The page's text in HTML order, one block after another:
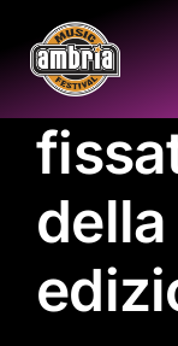
contenuto
della